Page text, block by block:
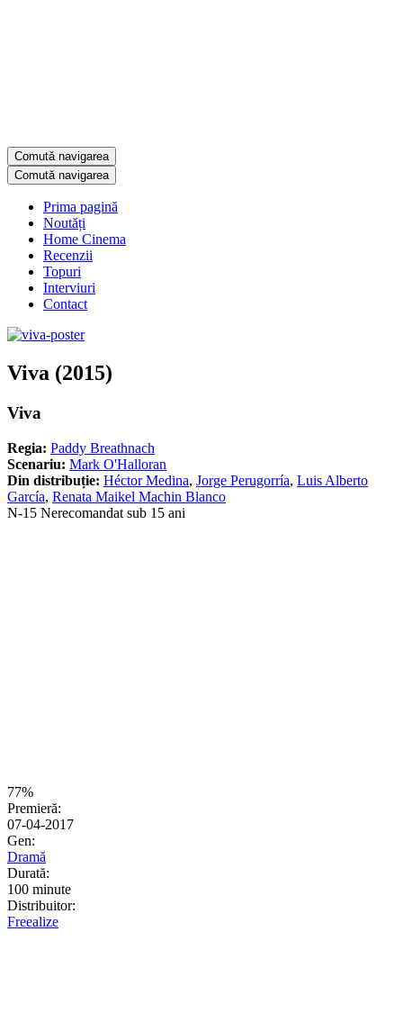
Comută navigarea
Comută navigarea
Prima pagină
Noutăți
Home Cinema
Recenzii
Topuri
Interviuri
Contact
Viva (2015)
Viva
Regia: Paddy Breathnach
Scenariu: Mark O'Halloran
Din distribuție: Héctor Medina, Jorge Perugorría, Luis Alberto
García, Renata Maikel Machin Blanco
N-15 Nerecomandat sub 15 ani
77%
Premieră:
07-04-2017
Gen:
Dramă
Durată:
100 minute
Distribuitor:
Freealize